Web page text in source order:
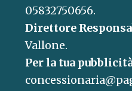
05832750656.
Direttore
Vallone.
Per la tua